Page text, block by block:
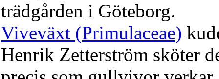
trädgården i Göteborg.
Viveväxt (Primulaceae)
Henrik Zetterström sköter